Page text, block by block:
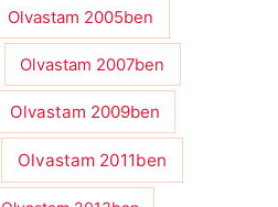
Olvastam 2005ben
Olvastam 2007ben
Olvastam 2009ben
Olvastam 2011ben